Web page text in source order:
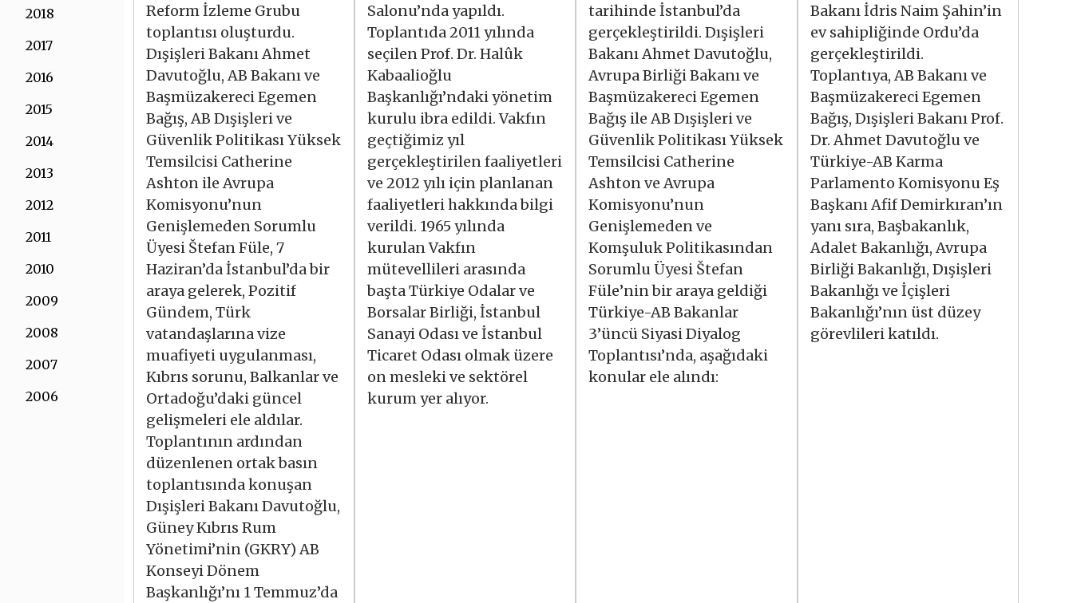
2018
2017
2016
2015
2014
2013
2012
2011
2010
2009
2008
2007
2006
Reform İzleme Grubu
toplantısı oluşturdu.
Dışişleri Bakanı Ahmet
Davutoğlu, AB Bakanı ve
Başmüzakereci Egemen
Bağış, AB Dışişleri ve
Güvenlik Politikası Yüksek
Temsilcisi Catherine
Ashton ile Avrupa
Komisyonu’nun
Genişlemeden Sorumlu
Üyesi Štefan Füle, 7
Haziran’da İstanbul’da bir
araya gelerek, Pozitif
Gündem, Türk
vatandaşlarına vize
muafiyeti uygulanması,
Kıbrıs sorunu, Balkanlar ve
Ortadoğu’daki güncel
gelişmeleri ele aldılar.
Toplantının ardından
düzenlenen ortak basın
toplantısında konuşan
Dışişleri Bakanı Davutoğlu,
Güney Kıbrıs Rum
Yönetimi’nin (GKRY) AB
Konseyi Dönem
Başkanlığı’nı 1 Temmuz’da
Salonu’nda yapıldı.
Toplantıda 2011 yılında
seçilen Prof. Dr. Halûk
Kabaalioğlu
Başkanlığı’ndaki yönetim
kurulu ibra edildi. Vakfın
geçtiğimiz yıl
gerçekleştirilen faaliyetleri
ve 2012 yılı için planlanan
faaliyetleri hakkında bilgi
verildi. 1965 yılında
kurulan Vakfın
mütevellileri arasında
başta Türkiye Odalar ve
Borsalar Birliği, İstanbul
Sanayi Odası ve İstanbul
Ticaret Odası olmak üzere
on mesleki ve sektörel
kurum yer alıyor.
tarihinde İstanbul’da
gerçekleştirildi. Dışişleri
Bakanı Ahmet Davutoğlu,
Avrupa Birliği Bakanı ve
Başmüzakereci Egemen
Bağış ile AB Dışişleri ve
Güvenlik Politikası Yüksek
Temsilcisi Catherine
Ashton ve Avrupa
Komisyonu’nun
Genişlemeden ve
Komşuluk Politikasından
Sorumlu Üyesi Štefan
Füle’nin bir araya geldiği
Türkiye-AB Bakanlar
3’üncü Siyasi Diyalog
Toplantısı’nda, aşağıdaki
konular ele alındı:
Bakanı İdris Naim Şahin’in
ev sahipliğinde Ordu’da
gerçekleştirildi.
Toplantıya, AB Bakanı ve
Başmüzakereci Egemen
Bağış, Dışişleri Bakanı Prof.
Dr. Ahmet Davutoğlu ve
Türkiye-AB Karma
Parlamento Komisyonu Eş
Başkanı Afif Demirkıran’ın
yanı sıra, Başbakanlık,
Adalet Bakanlığı, Avrupa
Birliği Bakanlığı, Dışişleri
Bakanlığı ve İçişleri
Bakanlığı’nın üst düzey
görevlileri katıldı.